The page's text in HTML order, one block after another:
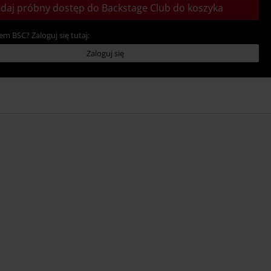
próbny dostęp do Backstage Club do koszyka
BSC? Zaloguj się tutaj:
Zaloguj się